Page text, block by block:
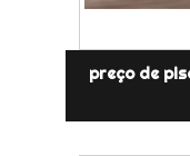
preço de